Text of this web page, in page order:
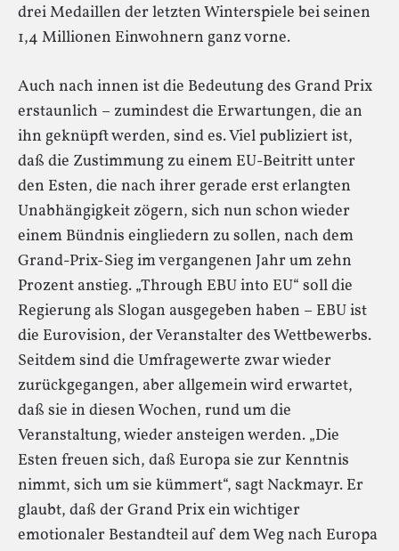
drei Medaillen der letzten Winterspiele bei seinen
1,4 Millionen Einwohnern ganz vorne.
Auch nach innen ist die Bedeutung des Grand Prix
erstaunlich – zumindest die Erwartungen, die an
ihn geknüpft werden, sind es. Viel publiziert ist,
daß die Zustimmung zu einem EU-Beitritt unter
den Esten, die nach ihrer gerade erst erlangten
Unabhängigkeit zögern, sich nun schon wieder
einem Bündnis eingliedern zu sollen, nach dem
Grand-Prix-Sieg im vergangenen Jahr um zehn
Prozent anstieg. „Through EBU into EU“ soll die
Regierung als Slogan ausgegeben haben – EBU ist
die Eurovision, der Veranstalter des Wettbewerbs.
Seitdem sind die Umfragewerte zwar wieder
zurückgegangen, aber allgemein wird erwartet,
daß sie in diesen Wochen, rund um die
Veranstaltung, wieder ansteigen werden. „Die
Esten freuen sich, daß Europa sie zur Kenntnis
nimmt, sich um sie kümmert“, sagt Nackmayr. Er
glaubt, daß der Grand Prix ein wichtiger
emotionaler Bestandteil auf dem Weg nach Europa